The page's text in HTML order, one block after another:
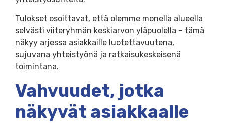
Tulokset osoittavat, että olemme monella alueella
selvästi viiteryhmän keskiarvon yläpuolella – tämä
näkyy arjessa asiakkaille luotettavuutena,
sujuvana yhteistyönä ja ratkaisukeskeisenä
toimintana.
Vahvuudet, jotka
näkyvät asiakkaalle